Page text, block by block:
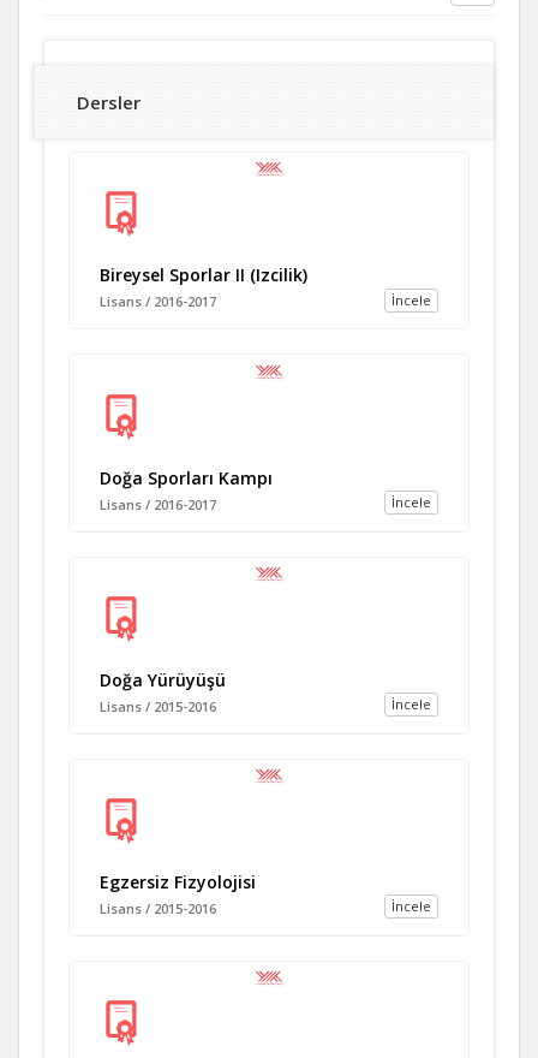
Dersler
Bireysel Sporlar II (Izcilik)
İncele
Lisans / 2016-2017
Doğa Sporları Kampı
İncele
Lisans / 2016-2017
Doğa Yürüyüşü
İncele
Lisans / 2015-2016
Egzersiz Fizyolojisi
İncele
Lisans / 2015-2016